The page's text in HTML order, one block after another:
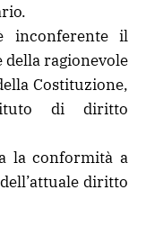
inconferente il
ragionevole
Costituzione,
di diritto
la conformità a
diritto